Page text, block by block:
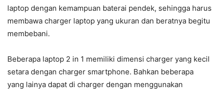
laptop dengan kemampuan baterai pendek, sehingga harus
membawa charger laptop yang ukuran dan beratnya begitu
membebani.
Beberapa laptop 2 in 1 memiliki dimensi charger yang kecil
setara dengan charger smartphone. Bahkan beberapa
yang lainya dapat di charger dengan menggunakan